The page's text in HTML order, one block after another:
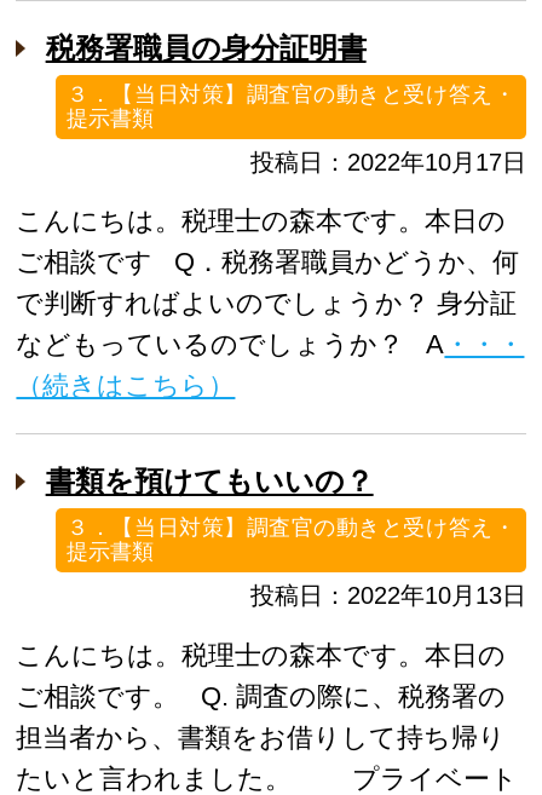
税務署職員の身分証明書
３．【当日対策】調査官の動きと受け答え・
提示書類
投稿日：2022年10月17日
こんにちは。税理士の森本です。本日の
ご相談です Q．税務署職員かどうか、何
で判断すればよいのでしょうか？ 身分証
などもっているのでしょうか？ A ・・・
（続きはこちら）
書類を預けてもいいの？
３．【当日対策】調査官の動きと受け答え・
提示書類
投稿日：2022年10月13日
こんにちは。税理士の森本です。本日の
ご相談です。 Q. 調査の際に、税務署の
担当者から、書類をお借りして持ち帰り
たいと言われました。 プライベート